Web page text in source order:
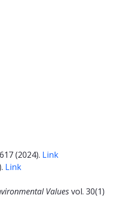
(2024). Link
Link
Valuesvol. 30(1)